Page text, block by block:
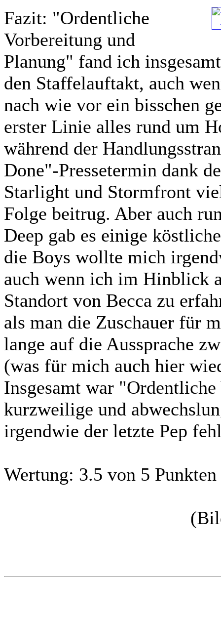
Fazit: "Ordentliche
Vorbereitung und
Planung" fand ich
den Staffelauftakt, auch
nach wie vor ein bisschen
erster Linie alles rund um
während der
Done"-Pressetermin dank
Starlight und Stormfront
Folge beitrug. Aber auch
Deep gab es einige
die Boys wollte mich
auch wenn ich im Hinblick
Standort von Becca zu
als man die Zuschauer für
lange auf die Aussprache
(was für mich auch hier
Insgesamt war
kurzweilige und
irgendwie der letzte Pep
Wertung: 3.5 von 5 Punkten